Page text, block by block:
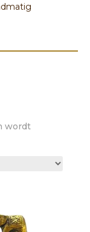
wordt